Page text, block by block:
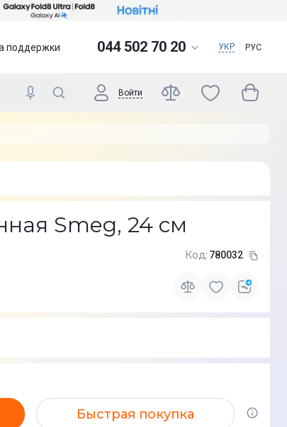
поддержки 044 502 70 20 УКР РУС
Войти
Smeg, 24 см
Код: 780032
Быстрая покупка